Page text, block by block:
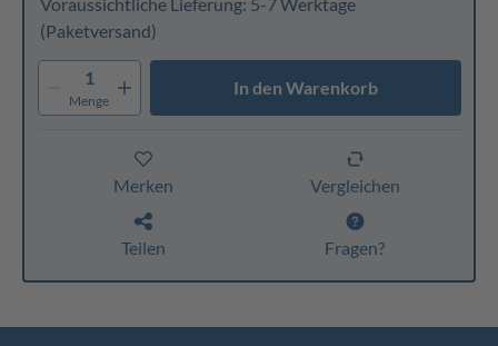
(Paketversand)
1
Menge
In den Warenkorb
Merken Vergleichen
Teilen Fragen?